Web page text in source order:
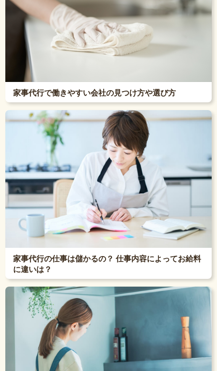
家事代行で働きやすい会社の見つけ方や選び方
家事代行の仕事は儲かるの？ 仕事内容によってお給料
に違いは？